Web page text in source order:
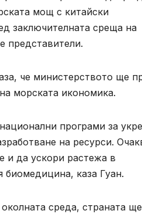
мощ с китайски
заключителната среща на
представители.
че министерството ще
морската икономика.
програми за
на ресурси.
и да ускори растежа в
каза Гуан.
среда, страната ще